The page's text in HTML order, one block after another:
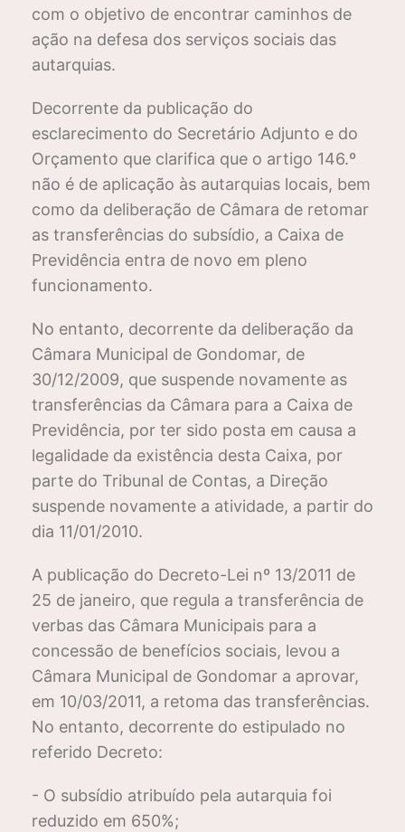
com o objetivo de encontrar caminhos de
ação na defesa dos serviços sociais das
autarquias.
Decorrente da publicação do
esclarecimento do Secretário Adjunto e do
Orçamento que clarifica que o artigo 146.º
não é de aplicação às autarquias locais, bem
como da deliberação de Câmara de retomar
as transferências do subsídio, a Caixa de
Previdência entra de novo em pleno
funcionamento.
No entanto, decorrente da deliberação da
Câmara Municipal de Gondomar, de
30/12/2009, que suspende novamente as
transferências da Câmara para a Caixa de
Previdência, por ter sido posta em causa a
legalidade da existência desta Caixa, por
parte do Tribunal de Contas, a Direção
suspende novamente a atividade, a partir do
dia 11/01/2010.
A publicação do Decreto-Lei nº 13/2011 de
25 de janeiro, que regula a transferência de
verbas das Câmara Municipais para a
concessão de benefícios sociais, levou a
Câmara Municipal de Gondomar a aprovar,
em 10/03/2011, a retoma das transferências.
No entanto, decorrente do estipulado no
referido Decreto:
- O subsídio atribuído pela autarquia foi
reduzido em 650%;